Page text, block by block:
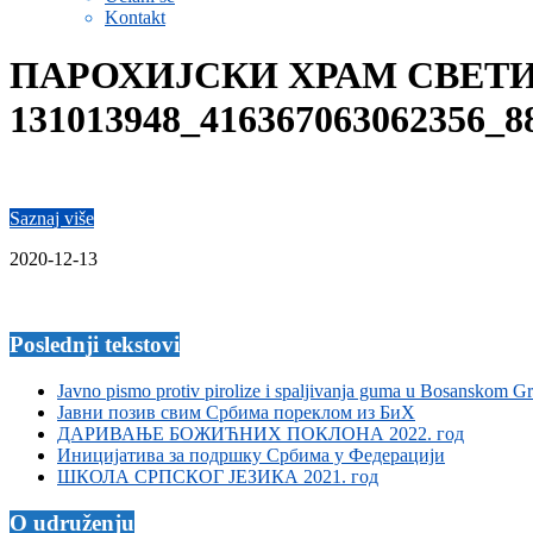
Kontakt
ПАРОХИЈСКИ ХРАМ
Saznaj više
2020-12-13
Poslednji tekstovi
Javno pismo protiv pirolize i spaljivanja guma u Bosanskom
Јавни позив свим Србима пореклом из БиХ
ДАРИВАЊЕ БОЖИЋНИХ ПОКЛОНА 2022. год
Иницијатива за подршку Србима у Федерацији
ШКОЛА СРПСКОГ ЈЕЗИКА 2021. год
O udruženju